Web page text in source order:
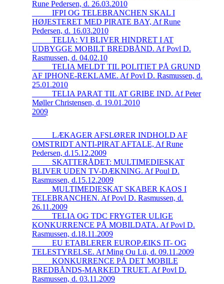
Rune Pedersen, d. 26.03.2010
_____IFPI OG TELEBRANCHEN SKAL I
HØJESTERET MED PIRATE BAY, Af Rune
Pedersen, d. 16.03.2010
_____TELIA: VI BLIVER HINDRET I AT
UDBYGGE MOBILT BREDBÅND. Af Povl D.
Rasmussen, d. 04.02.10
_____TELIA MELDT TIL POLITIET PÅ GRUND
AF IPHONE-REKLAME. Af Povl D. Rasmussen, d.
25.01.2010
_____TELIA PARAT TIL AT GRIBE IND. Af Peter
Møller Christensen, d. 19.01.2010
2009
_____LÆKAGER AFSLØRER INDHOLD AF
OMSTRIDT ANTI-PIRAT AFTALE, Af Rune
Pedersen, d.15.12.2009
_____SKATTERÅDET: MULTIMEDIESKAT
BLIVER UDEN TV-DÆKNING. Af Poul D.
Rasmussen, d.15.12.2009
_____MULTIMEDIESKAT SKABER KAOS I
TELEBRANCHEN. Af Povl D. Rasmussen, d.
26.11.2009
_____TELIA OG TDC FRYGTER ULIGE
KONKURRENCE PÅ MOBILDATA. Af Povl D.
Rasmussen, d.18.11.2009
_____EU ETABLERER EUROPÆIKS IT- OG
TELESTYRELSE. Af Ming Ou Lü, d. 09.11.2009
_____KONKURRENCE PÅ DET MOBILE
BREDBÅNDS-MARKED TRUET. Af Povl D.
Rasmussen, d. 03.11.2009